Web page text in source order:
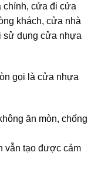
chính, cửa đi cửa
khách, cửa nhà
sử dụng cửa nhựa
gọi là cửa nhựa
ăn mòn, chống
vẫn tạo được cảm